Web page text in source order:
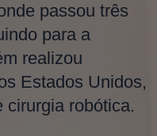
passou três
para a
realizou
Estados Unidos,
cirurgia robótica.